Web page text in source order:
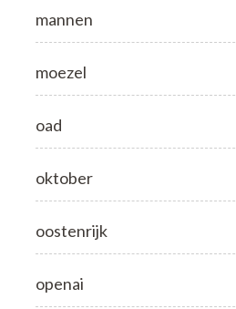
mannen
moezel
oad
oktober
oostenrijk
openai